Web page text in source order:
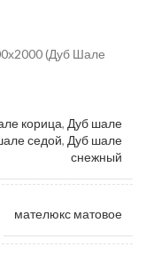
(Дуб Шале
корица, Дуб шале
седой, Дуб шале
снежный
мателюкс матовое